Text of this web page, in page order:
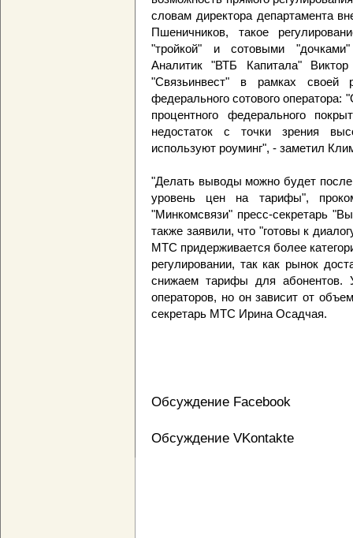
словам директора департамента
Пшеничников, такое
"тройкой" и сотовыми
Аналитик "ВТБ Капитала"
"Связьинвест" в рамках своей
федерального сотового оператора:
процентного федерального
недостаток с точки зрения
используют роуминг", - заметил
"Делать выводы можно будет после
уровень цен на тарифы",
"Минкомсвязи" пресс-секретарь
также заявили, что "готовы к
МТС придерживается более
регулировании, так как рынок
снижаем тарифы для
операторов, но он зависит от
секретарь МТС Ирина Осадчая.
Обсуждение Facebook
Обсуждение VKontakte